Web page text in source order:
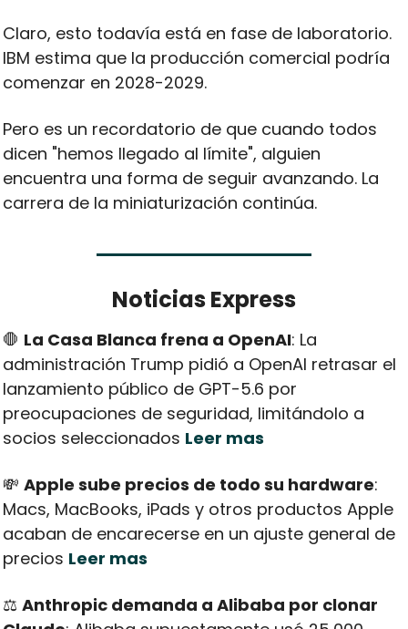
Claro, esto todavía está en fase de laboratorio.
IBM estima que la producción comercial podría
comenzar en 2028-2029.
Pero es un recordatorio de que cuando todos
dicen "hemos llegado al límite", alguien
encuentra una forma de seguir avanzando. La
carrera de la miniaturización continúa.
Noticias Express
🛑 La Casa Blanca frena a OpenAI: La
administración Trump pidió a OpenAI retrasar el
lanzamiento público de GPT-5.6 por
preocupaciones de seguridad, limitándolo a
socios seleccionados Leer mas
💸 Apple sube precios de todo su hardware:
Macs, MacBooks, iPads y otros productos Apple
acaban de encarecerse en un ajuste general de
precios Leer mas
⚖️ Anthropic demanda a Alibaba por clonar